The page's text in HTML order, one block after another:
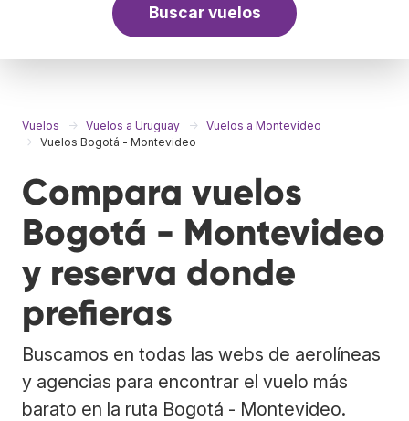
Buscar vuelos
Vuelos Vuelos a Uruguay
Vuelos a Montevideo
Vuelos Bogotá - Montevideo
Compara vuelos
Bogotá - Montevideo
y reserva donde
prefieras
Buscamos en todas las webs de aerolíneas
y agencias para encontrar el vuelo más
barato en la ruta Bogotá - Montevideo.